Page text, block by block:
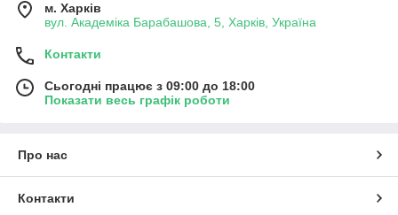
м. Харків
вул. Академіка Барабашова, 5, Харків, Україна
Контакти
Сьогодні працює з 09:00 до 18:00
Показати весь графік роботи
Про нас
Контакти